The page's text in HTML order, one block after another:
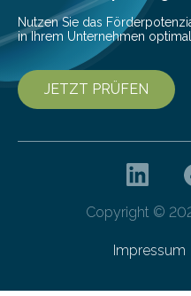
Nutzen Sie das
in Ihrem Unternehmen
JETZT PRÜFEN
Copyright ©
Impressum